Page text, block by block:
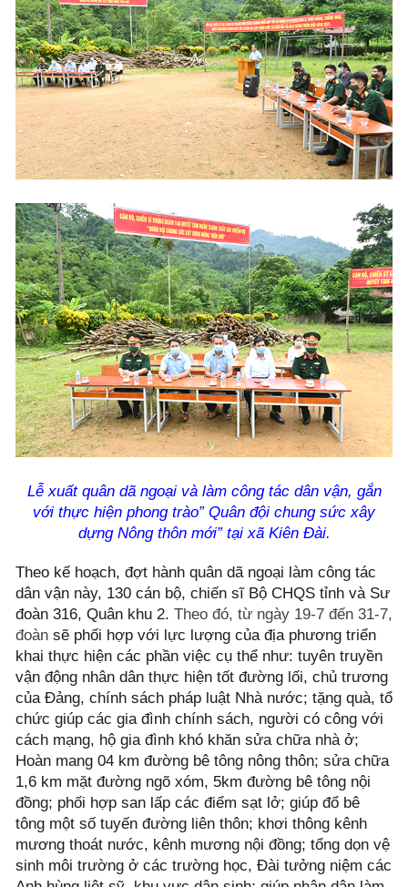
Lễ xuất quân dã ngoại và làm công tác dân vận, gắn
với thực hiện phong trào” Quân đội chung sức xây
dựng Nông thôn mới” tại xã Kiên Đài.
Theo kế hoạch, đợt hành quân dã ngoại làm công tác
dân vận này, 130 cán bộ, chiến sĩ Bộ CHQS tỉnh và Sư
đoàn 316, Quân khu 2. Theo đó, từ ngày 19-7 đến 31-7,
đoàn sẽ phối hợp với lực lượng của địa phương triển
khai thực hiện các phần việc cụ thể như: tuyên truyền
vận động nhân dân thực hiện tốt đường lối, chủ trương
của Đảng, chính sách pháp luật Nhà nước; tặng quà, tổ
chức giúp các gia đình chính sách, người có công với
cách mạng, hộ gia đình khó khăn sửa chữa nhà ở;
Hoàn mang 04 km đường bê tông nông thôn; sửa chữa
1,6 km mặt đường ngõ xóm, 5km đường bê tông nội
đồng; phối hợp san lấp các điểm sạt lở; giúp đổ bê
tông một số tuyến đường liên thôn; khơi thông kênh
mương thoát nước, kênh mương nội đồng; tổng dọn vệ
sinh môi trường ở các trường học, Đài tưởng niệm các